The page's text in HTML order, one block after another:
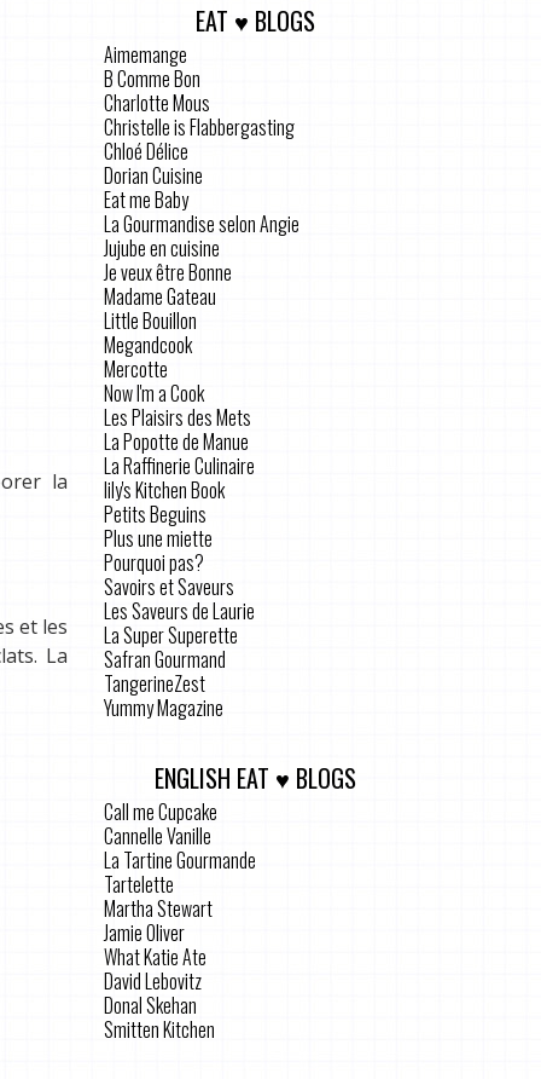
la
et les
La
EAT ♥ BLOGS
Aimemange
B Comme Bon
Charlotte Mous
Christelle is Flabbergasting
Chloé Délice
Dorian Cuisine
Eat me Baby
La Gourmandise selon Angie
Jujube en cuisine
Je veux être Bonne
Madame Gateau
Little Bouillon
Megandcook
Mercotte
Now I'm a Cook
Les Plaisirs des Mets
La Popotte de Manue
La Raffinerie Culinaire
lily's Kitchen Book
Petits Beguins
Plus une miette
Pourquoi pas?
Savoirs et Saveurs
Les Saveurs de Laurie
La Super Superette
Safran Gourmand
TangerineZest
Yummy Magazine
ENGLISH EAT ♥ BLOGS
Call me Cupcake
Cannelle Vanille
La Tartine Gourmande
Tartelette
Martha Stewart
Jamie Oliver
What Katie Ate
David Lebovitz
Donal Skehan
Smitten Kitchen